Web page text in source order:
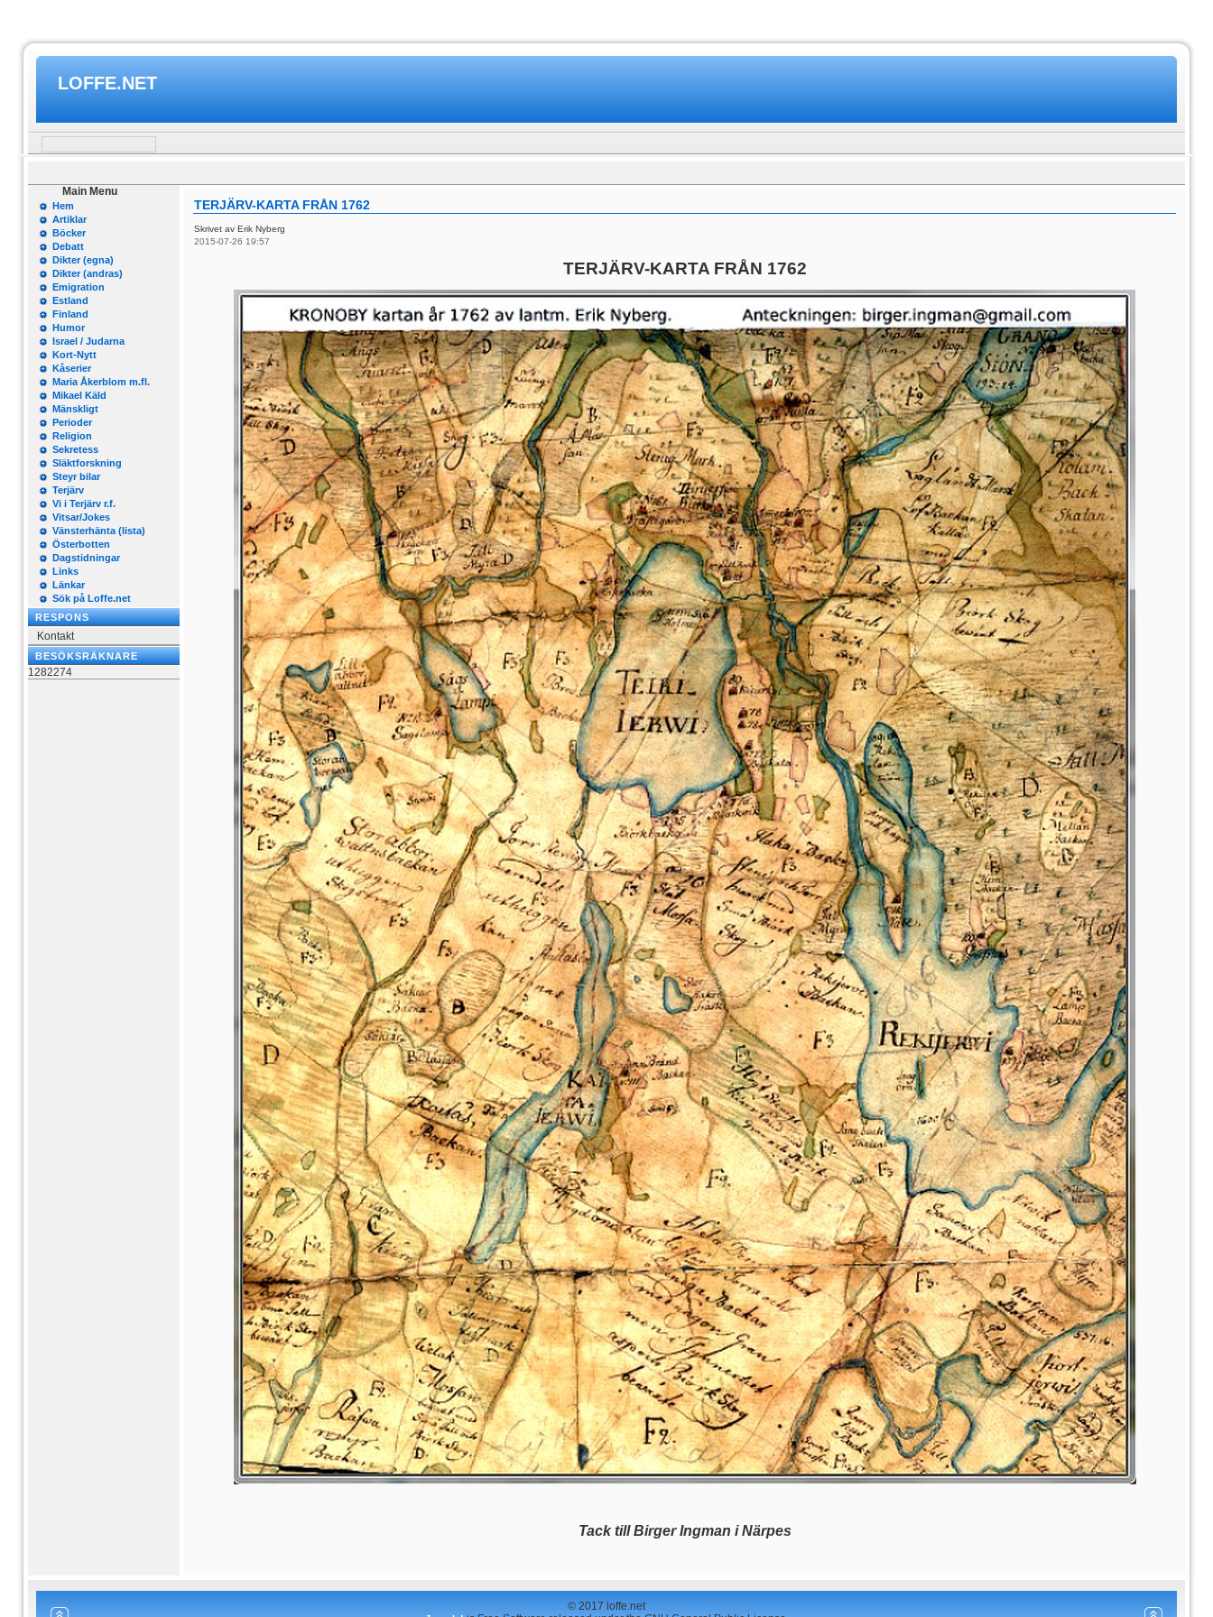
LOFFE.NET
Main Menu
Hem
Artiklar
Böcker
Debatt
Dikter (egna)
Dikter (andras)
Emigration
Estland
Finland
Humor
Israel / Judarna
Kort-Nytt
Kåserier
Maria Åkerblom m.fl.
Mikael Käld
Mänskligt
Perioder
Religion
Sekretess
Släktforskning
Steyr bilar
Terjärv
Vi i Terjärv r.f.
Vitsar/Jokes
Vänsterhänta (lista)
Österbotten
Dagstidningar
Links
Länkar
Sök på Loffe.net
RESPONS
Kontakt
BESÖKSRÄKNARE
1282274
TERJÄRV-KARTA FRÅN 1762
Skrivet av Erik Nyberg
2015-07-26 19:57
TERJÄRV-KARTA FRÅN 1762
Tack till Birger Ingman i Närpes
© 2017 loffe.net